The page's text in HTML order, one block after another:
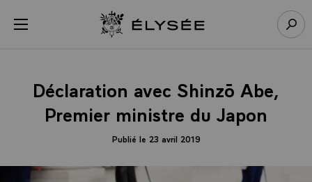
menu Retour à l’accueil Élysée
Déclaration avec Shinzō Abe,
Premier ministre du Japon
Publié le 23 avril 2019
Panneau de gestion des cookies